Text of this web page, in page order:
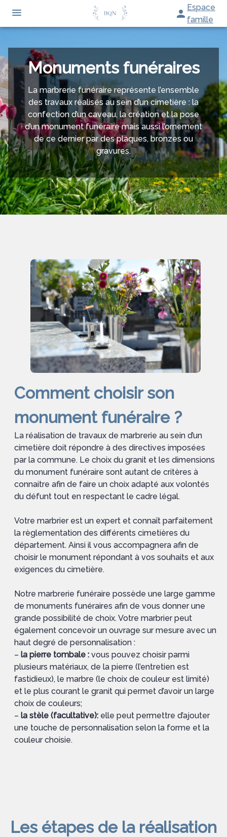
contenu
Espace
famille
PRÉVOIR SES OBSÈQUES
MONUMENTS FUNÉRAIRES
SERVICES AUX FAMILLES
NOS AGENCES
DOULLENS
BERNAVILLE
RAINNEVILLE
CHAMBRES FUNERAIRES
DOULLENS
BERNAVILLE
ESPACES HOMMAGES
Monuments funéraires
La marbrerie funéraire représente l’ensemble
des travaux réalisés au sein d’un cimetière : la
confection d’un caveau, la création et la pose
d’un monument funéraire mais aussi l’ornement
de ce dernier par des plaques, bronzes ou
gravures.
Comment choisir son
monument funéraire ?
La réalisation de travaux de marbrerie au sein d’un
cimetière doit répondre à des directives imposées
par la commune. Le choix du granit et les dimensions
du monument funéraire sont autant de critères à
connaitre afin de faire un choix adapté aux volontés
du défunt tout en respectant le cadre légal.
Votre marbrier est un expert et connaît parfaitement
la règlementation des différents cimetières du
département. Ainsi il vous accompagnera afin de
choisir le monument répondant à vos souhaits et aux
exigences du cimetière.
Notre marbrerie funéraire possède une large gamme
de monuments funéraires afin de vous donner une
grande possibilité de choix. Votre marbrier peut
également concevoir un ouvrage sur mesure avec un
haut degré de personnalisation :
–la pierre tombale : vous pouvez choisir parmi
plusieurs matériaux, de la pierre (l’entretien est
fastidieux), le marbre (le choix de couleur est limité)
et le plus courant le granit qui permet d’avoir un large
choix de couleurs;
–la stèle (facultative): elle peut permettre d’ajouter
une touche de personnalisation selon la forme et la
couleur choisie.
Les étapes de la réalisation